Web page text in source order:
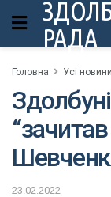
РАДА
Головна Усі новини
23.02.2022